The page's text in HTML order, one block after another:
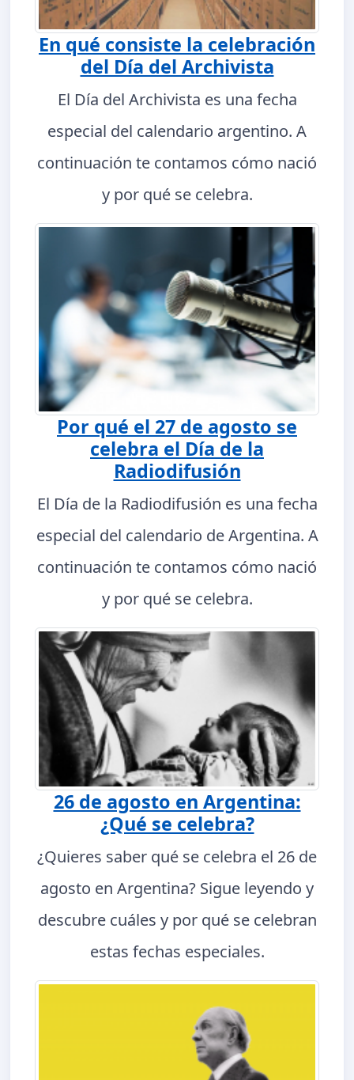
En qué consiste la celebración
del Día del Archivista
El Día del Archivista es una fecha
especial del calendario argentino. A
continuación te contamos cómo nació
y por qué se celebra.
Por qué el 27 de agosto se
celebra el Día de la
Radiodifusión
El Día de la Radiodifusión es una fecha
especial del calendario de Argentina. A
continuación te contamos cómo nació
y por qué se celebra.
26 de agosto en Argentina:
¿Qué se celebra?
¿Quieres saber qué se celebra el 26 de
agosto en Argentina? Sigue leyendo y
descubre cuáles y por qué se celebran
estas fechas especiales.